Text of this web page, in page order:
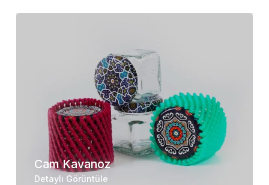
Cam Kavanoz
Detaylı Görüntüle